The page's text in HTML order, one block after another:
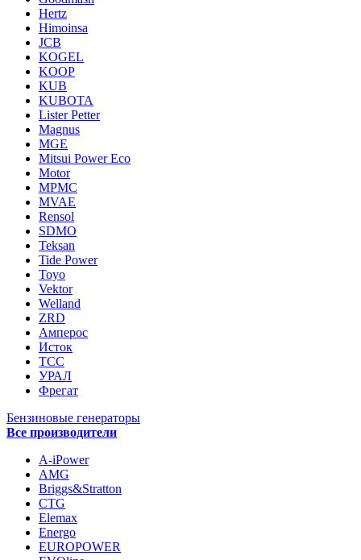
Hertz
Himoinsa
JCB
KOGEL
KOOP
KUB
KUBOTA
Lister Petter
Magnus
MGE
Mitsui Power Eco
Motor
MPMC
MVAE
Rensol
SDMO
Teksan
Tide Power
Toyo
Vektor
Welland
ZRD
Амперос
Исток
ТСС
УРАЛ
Фрегат
Бензиновые генераторы
Все производители
A-iPower
AMG
Briggs&Stratton
CTG
Elemax
Energo
EUROPOWER